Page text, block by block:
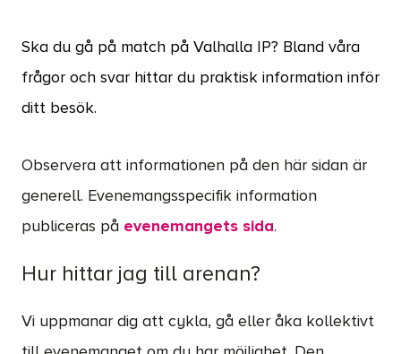
Ska du gå på match på Valhalla IP? Bland våra
frågor och svar hittar du praktisk information inför
ditt besök.
Observera att informationen på den här sidan är
generell. Evenemangsspecifik information
publiceras på evenemangets sida.
Hur hittar jag till arenan?
Vi uppmanar dig att cykla, gå eller åka kollektivt